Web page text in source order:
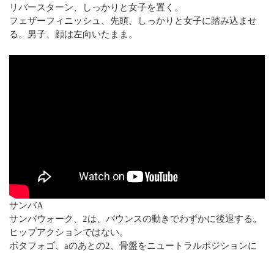
リバースターン、しっかりと女子を置く。
フェザーフィニッシュ、先頭、しっかりと女子に踏み込ませ
る。男子、顔は左向いたまま。
サンバA
サンバウォーク、2は、バウンスの動きでわずかに後退する。
ヒップアクションではない。
ボタフォゴ、aのあとの2、骨盤をニュートラルポジションに